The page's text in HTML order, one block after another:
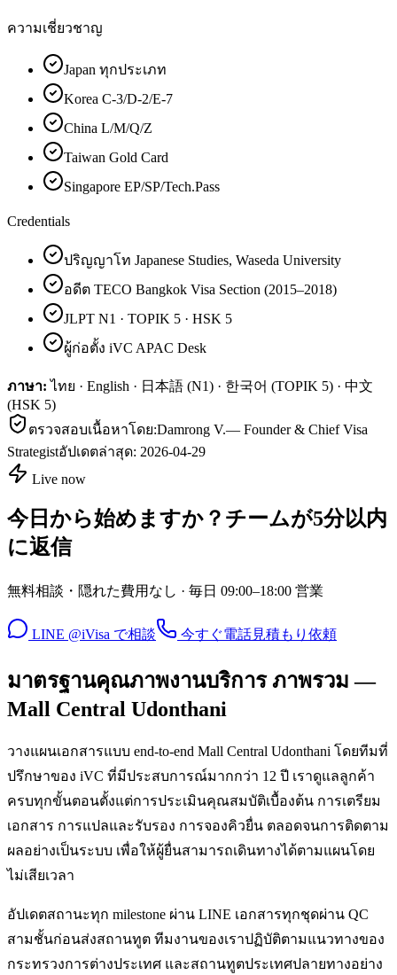
ความเชี่ยวชาญ
Japan ทุกประเภท
Korea C-3/D-2/E-7
China L/M/Q/Z
Taiwan Gold Card
Singapore EP/SP/Tech.Pass
Credentials
ปริญญาโท Japanese Studies, Waseda University
อดีต TECO Bangkok Visa Section (2015–2018)
JLPT N1 · TOPIK 5 · HSK 5
ผู้ก่อตั้ง iVC APAC Desk
ภาษา: ไทย · English · 日本語 (N1) · 한국어 (TOPIK 5) · 中文
(HSK 5)
ตรวจสอบเนื้อหาโดย:Damrong V.— Founder & Chief Visa
Strategistอัปเดตล่าสุด: 2026-04-29
Live now
今日から始めますか？チームが5分以内
に返信
無料相談・隠れた費用なし · 毎日 09:00–18:00 営業
LINE @iVisa で相談 今すぐ電話見積もり依頼
มาตรฐานคุณภาพงานบริการ ภาพรวม —
Mall Central Udonthani
วางแผนเอกสารแบบ end-to-end Mall Central Udonthani โดยทีมที่
ปรึกษาของ iVC ที่มีประสบการณ์มากกว่า 12 ปี เราดูแลลูกค้า
ครบทุกขั้นตอนตั้งแต่การประเมินคุณสมบัติเบื้องต้น การเตรียม
เอกสาร การแปลและรับรอง การจองคิวยื่น ตลอดจนการติดตาม
ผลอย่างเป็นระบบ เพื่อให้ผู้ยื่นสามารถเดินทางได้ตามแผนโดย
ไม่เสียเวลา
อัปเดตสถานะทุก milestone ผ่าน LINE เอกสารทุกชุดผ่าน QC
สามชั้นก่อนส่งสถานทูต ทีมงานของเราปฏิบัติตามแนวทางของ
กระทรวงการต่างประเทศ และสถานทูตประเทศปลายทางอย่าง